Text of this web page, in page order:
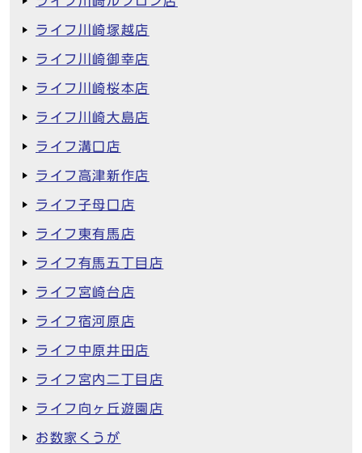
ライフ川崎塚越店
ライフ川崎御幸店
ライフ川崎桜本店
ライフ川崎大島店
ライフ溝口店
ライフ高津新作店
ライフ子母口店
ライフ東有馬店
ライフ有馬五丁目店
ライフ宮崎台店
ライフ宿河原店
ライフ中原井田店
ライフ宮内二丁目店
ライフ向ヶ丘遊園店
お数家くうが